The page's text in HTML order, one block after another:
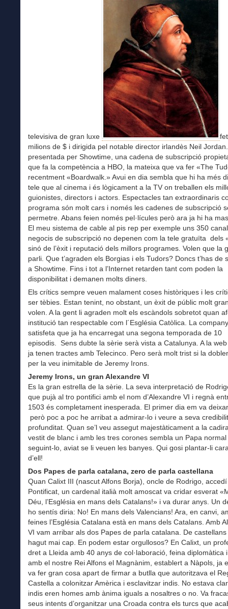
televisiva de gran luxe
milions de $ i dirigida pel notable director irlandès Neil
presentada per Showtime, una cadena de subscripció
que fa la competència a HBO, la mateixa que va fer «The
recentment «Boardwalk.» Avui en dia sembla que hi ha més
tele que al cinema i és lògicament a la TV on treballen els
guionistes, directors i actors. Espectacles tan extraordinaris
programa són molt cars i només les cadenes de subscripció
permetre. Abans feien només pel·lícules però ara ja hi ha
El meu sistema de cable al pis rep per exemple uns 350
negocis de subscripció no depenen com la tele gratuïta dels
sinó de l’èxit i reputació dels millors programes. Volen que la
parli. Que t’agraden els Borgias i els Tudors? Doncs t’has de
a Showtime. Fins i tot a l’Internet retarden tant com poden la
disponibilitat i demanen molts diners.
Els crítics sempre veuen malament coses històriques i les
ser tèbies. Estan tenint, no obstant, un èxit de públic molt
volen. A la gent li agraden molt els escàndols sobretot quan
institució tan respectable com l´Església Catòlica. La
satisfeta que ja ha encarregat una segona temporada de 10
episodis. Sens dubte la sèrie serà vista a Catalunya. A la
ja tenen tractes amb Telecinco. Pero serà molt trist si la
per la veu inimitable de Jeremy Irons.
Jeremy Irons, un gran Alexandre VI
Es la gran estrella de la sèrie. La seva interpretació de
que pujà al tro pontifici amb el nom d’Alexandre VI i regnà
1503 és completament inesperada. El primer dia em va
però poc a poc he arribat a admirar-lo i veure a seva
profunditat. Quan se’l veu assegut majestàticament a la
vestit de blanc i amb les tres corones sembla un Papa
seguint-lo, aviat se li veuen les banyes. Qui gosi plantar-li
d’ell!
Dos Papes de parla catalana, zero de parla castellana
Quan Calixt III (nascut Alfons Borja), oncle de Rodrigo,
Pontificat, un cardenal italià molt amoscat va cridar esverat
Déu, l’Església en mans dels Catalans!» i va durar anys. Un
ho sentís diria: No! En mans dels Valencians! Ara, en canvi,
feines l’Església Catalana està en mans dels Catalans. Amb
VI vam arribar als dos Papes de parla catalana. De castellans
hagut mai cap. En podem estar orgullosos? En Calixt, un
dret a Lleida amb 40 anys de col·laboració, feina diplomàtica
amb el nostre Rei Alfons el Magnànim, establert a Nàpols, ja
va fer gran cosa apart de firmar a butlla que autoritzava el
Castella a colonitzar Amèrica i esclavitzar indis. No estava
indis eren homes amb ànima iguals a nosaltres o no. Va
seus intents d’organitzar una Croada contra els turcs que